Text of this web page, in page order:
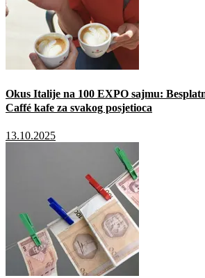
Okus Italije na 100 EXPO sajmu:
Caffé kafe za svakog posjetioca
13.10.2025